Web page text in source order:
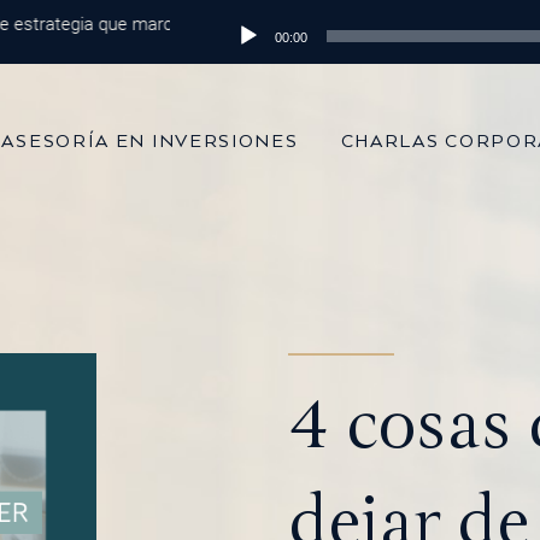
que marca la diferencia Episodio 215: De 100 mil dólares
Reproductor
00:00
ASESORÍA EN INVERSIONES CHARLAS
4 cosas
dejar